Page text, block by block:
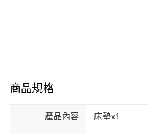
商品規格
產品內容 床墊x1